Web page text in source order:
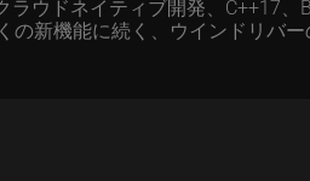
ラウドネイティブ開発、C++17
の新機能に続く、ウインドリバ